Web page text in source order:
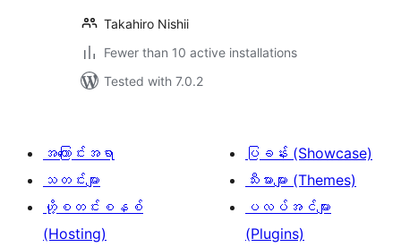
Takahiro Nishii
Fewer than 10 active installations
Tested with 7.0.2
အကြောင်းအရာ
သတင်းများ
ဟို့စတင်းစနစ်
(Hosting)
ပြခန်း (Showcase)
သီးမားများ (Themes)
ပလပ်အင်များ
(Plugins)